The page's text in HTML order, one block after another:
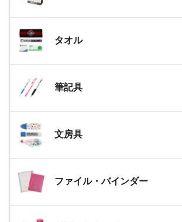
タオル
筆記具
文房具
ファイル・バインダー